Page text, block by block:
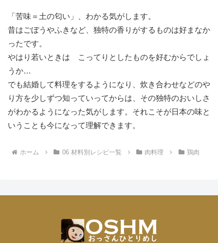
「苦味＝土の匂い」、わかる気がします。
昔はごぼうやふきなど、独特の香りがするものは好まなか
ったです。
やはり若いときは こってりとしたものを好むからでしょ
うか…
でも結婚して料理をするようになり、炊き合わせなどのや
り方を少しずつ知っていってからは、その独特のおいしさ
がわかるようになった気がします。それこそが日本の味と
いうことも今になって理解できます。
ホーム 06 材料別レシピ一覧 肉料理 鶏肉